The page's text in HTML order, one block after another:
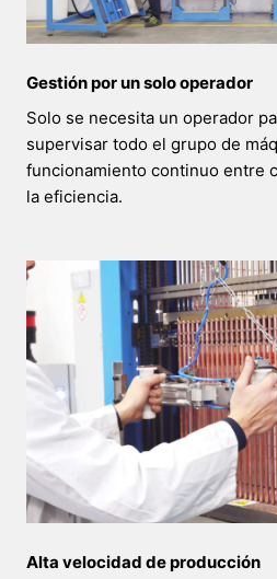
Gestión por un solo operador
Solo se necesita un operador
supervisar todo el grupo de
funcionamiento continuo entre
la eficiencia.
Alta velocidad de producción